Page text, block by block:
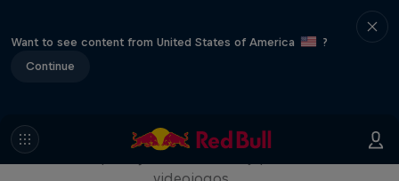
Want to see content from United States of America
?
Continue
Playing Fields